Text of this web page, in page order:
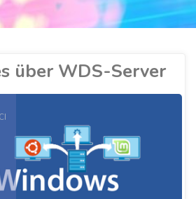
über WDS-Server